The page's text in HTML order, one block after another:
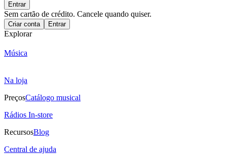
Entrar
Sem cartão de crédito. Cancele quando quiser.
Criar conta Entrar
Explorar
Música
Na loja
PreçosCatálogo musical
Rádios In-store
RecursosBlog
Central de ajuda